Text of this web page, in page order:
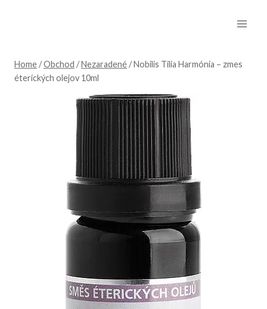
Home /Obchod /Nezaradené /Nobilis Tilia Harmónia – zmes
éterických olejov 10ml